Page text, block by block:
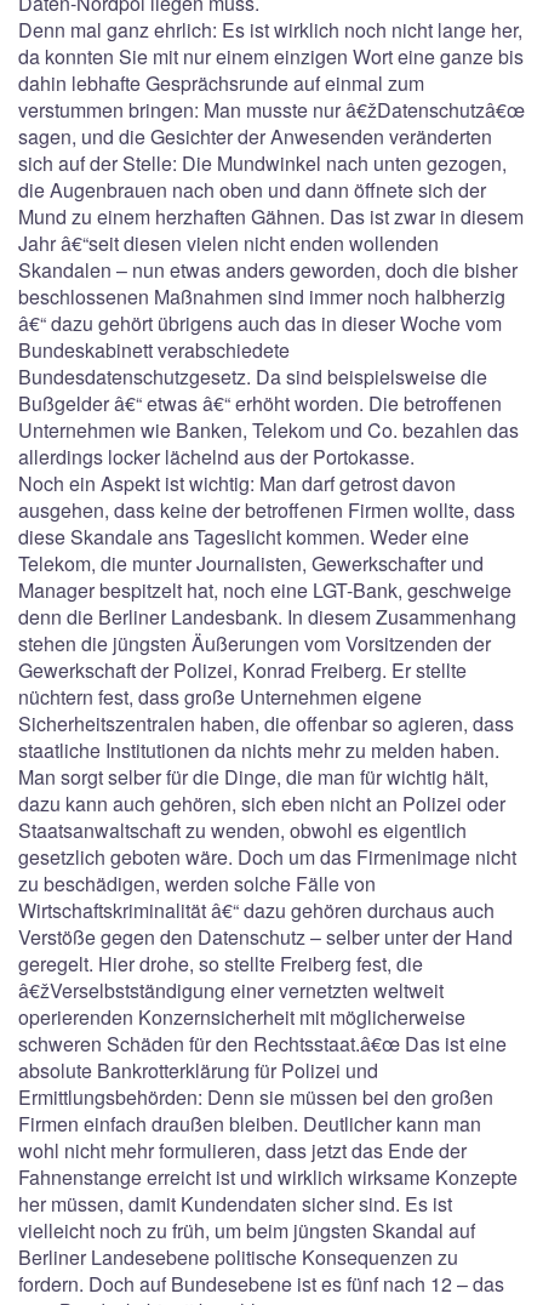
Denn mal ganz ehrlich: Es ist wirklich noch nicht lange her,
da konnten Sie mit nur einem einzigen Wort eine ganze bis
dahin lebhafte Gesprächsrunde auf einmal zum
verstummen bringen: Man musste nur â€žDatenschutzâ€œ
sagen, und die Gesichter der Anwesenden veränderten
sich auf der Stelle: Die Mundwinkel nach unten gezogen,
die Augenbrauen nach oben und dann öffnete sich der
Mund zu einem herzhaften Gähnen. Das ist zwar in diesem
Jahr â€“seit diesen vielen nicht enden wollenden
Skandalen – nun etwas anders geworden, doch die bisher
beschlossenen Maßnahmen sind immer noch halbherzig
â€“ dazu gehört übrigens auch das in dieser Woche vom
Bundeskabinett verabschiedete
Bundesdatenschutzgesetz. Da sind beispielsweise die
Bußgelder â€“ etwas â€“ erhöht worden. Die betroffenen
Unternehmen wie Banken, Telekom und Co. bezahlen das
allerdings locker lächelnd aus der Portokasse.
Noch ein Aspekt ist wichtig: Man darf getrost davon
ausgehen, dass keine der betroffenen Firmen wollte, dass
diese Skandale ans Tageslicht kommen. Weder eine
Telekom, die munter Journalisten, Gewerkschafter und
Manager bespitzelt hat, noch eine LGT-Bank, geschweige
denn die Berliner Landesbank. In diesem Zusammenhang
stehen die jüngsten Äußerungen vom Vorsitzenden der
Gewerkschaft der Polizei, Konrad Freiberg. Er stellte
nüchtern fest, dass große Unternehmen eigene
Sicherheitszentralen haben, die offenbar so agieren, dass
staatliche Institutionen da nichts mehr zu melden haben.
Man sorgt selber für die Dinge, die man für wichtig hält,
dazu kann auch gehören, sich eben nicht an Polizei oder
Staatsanwaltschaft zu wenden, obwohl es eigentlich
gesetzlich geboten wäre. Doch um das Firmenimage nicht
zu beschädigen, werden solche Fälle von
Wirtschaftskriminalität â€“ dazu gehören durchaus auch
Verstöße gegen den Datenschutz – selber unter der Hand
geregelt. Hier drohe, so stellte Freiberg fest, die
â€žVerselbstständigung einer vernetzten weltweit
operierenden Konzernsicherheit mit möglicherweise
schweren Schäden für den Rechtsstaat.â€œ Das ist eine
absolute Bankrotterklärung für Polizei und
Ermittlungsbehörden: Denn sie müssen bei den großen
Firmen einfach draußen bleiben. Deutlicher kann man
wohl nicht mehr formulieren, dass jetzt das Ende der
Fahnenstange erreicht ist und wirklich wirksame Konzepte
her müssen, damit Kundendaten sicher sind. Es ist
vielleicht noch zu früh, um beim jüngsten Skandal auf
Berliner Landesebene politische Konsequenzen zu
fordern. Doch auf Bundesebene ist es fünf nach 12 – das